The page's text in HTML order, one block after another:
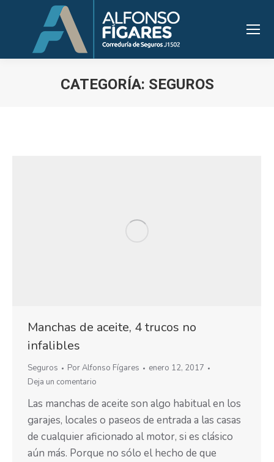
CATEGORÍA: SEGUROS
Manchas de aceite, 4 trucos no
infalibles
Seguros PorAlfonso Fígares
enero 12, 2017
Deja un comentario
Las manchas de aceite son algo habitual en los
garajes, locales o paseos de entrada a las casas
de cualquier aficionado al motor, si es clásico
aún más. Porque no sólo el hecho de que